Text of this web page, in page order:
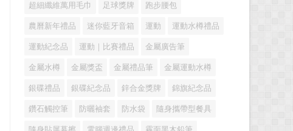
超細纖維萬用毛巾 足球獎牌 跑步腰包
農曆新年禮品 迷你藍牙音箱 運動 運動水樽禮品
運動紀念品 運動｜比賽禮品 金屬廣告筆
金屬水樽 金屬獎盃 金屬禮品筆 金屬運動水樽
銀碟禮品 銀碟紀念品 鋅合金獎牌 錦旗紀念品
鑽石觸控筆 防曬袖套 防水袋 隨身攜帶型餐具